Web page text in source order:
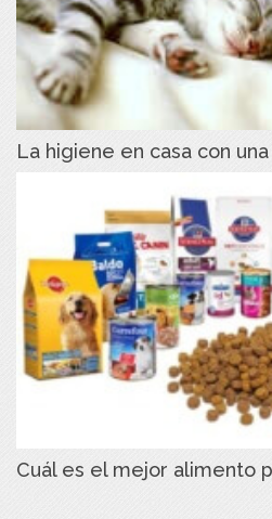
La higiene en casa con
Cuál es el mejor alimento